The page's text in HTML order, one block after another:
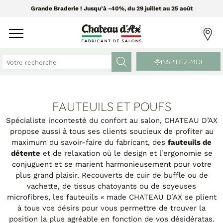
Grande Braderie ! Jusqu’à -40%, du 29 juillet au 25 août
CANAPÉS ET FAUTEUILS
Tissus Greensofa
850 tissus et 250 cuirs
PAR MATIÈRE
Canapés cuir
Canapés tissu
MEUBLES ET DÉCO
PAR CATÉGORIE
Chaises
Coussins
Enfilades
Luminaires
Objets déco
Tableaux
INSPIREZ-MOI
FAUTEUILS ET POUFS
Spécialiste incontesté du confort au salon, CHATEAU D’AX
propose aussi à tous ses clients soucieux de profiter au
maximum du savoir-faire du fabricant, des fauteuils de
détenteet de relaxation où le design et l’ergonomie se
conjuguent et se marient harmonieusement pour votre
plus grand plaisir. Recouverts de cuir de buffle ou de
vachette, de tissus chatoyants ou de soyeuses
microfibres, les fauteuils « made CHATEAU D’AX se plient
à tous vos désirs pour vous permettre de trouver la
position la plus agréable en fonction de vos désidératas.